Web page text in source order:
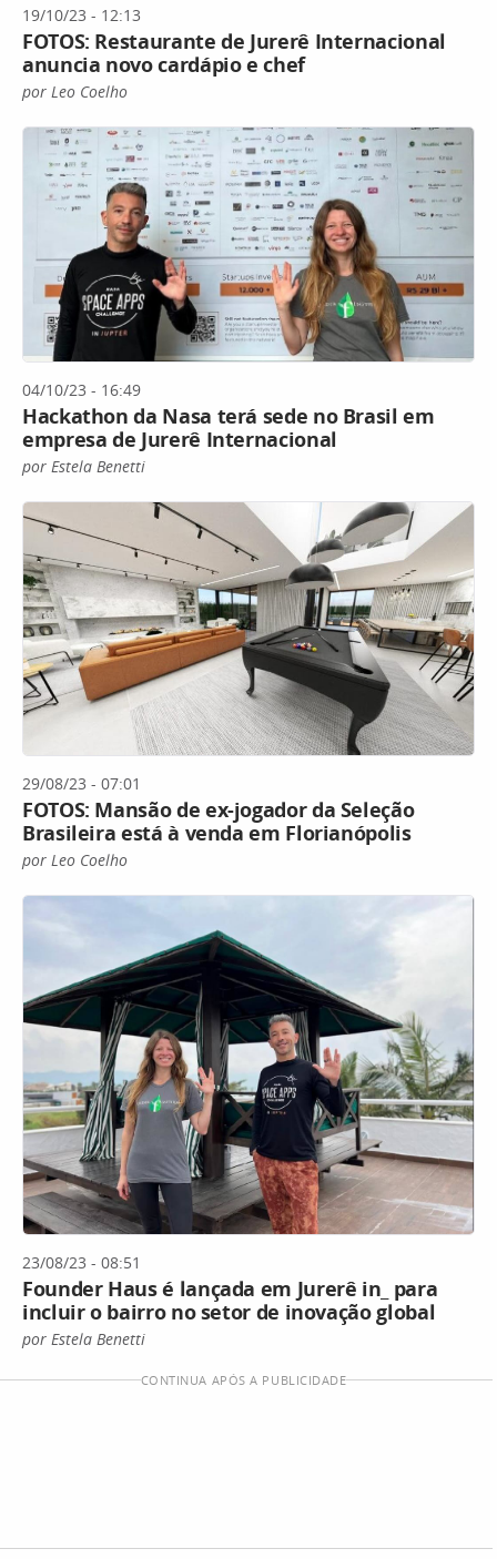
19/10/23 - 12:13
FOTOS: Restaurante de Jurerê Internacional
anuncia novo cardápio e chef
por Leo Coelho
04/10/23 - 16:49
Hackathon da Nasa terá sede no Brasil em
empresa de Jurerê Internacional
por Estela Benetti
29/08/23 - 07:01
FOTOS: Mansão de ex-jogador da Seleção
Brasileira está à venda em Florianópolis
por Leo Coelho
23/08/23 - 08:51
Founder Haus é lançada em Jurerê in_ para
incluir o bairro no setor de inovação global
por Estela Benetti
CONTINUA APÓS A PUBLICIDADE